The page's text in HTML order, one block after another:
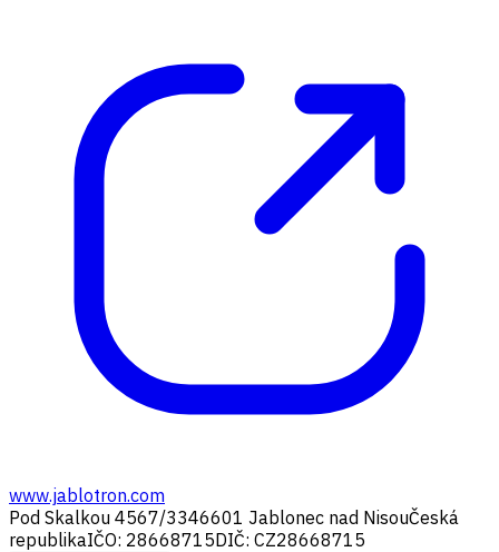
www.jablotron.com
Pod Skalkou 4567/3346601 Jablonec nad NisouČeská
republikaIČO: 28668715DIČ: CZ28668715